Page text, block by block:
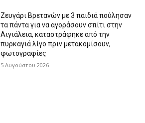
Ζευγάρι Βρετανών με 3 παιδιά πούλησαν
τα πάντα για να αγοράσουν σπίτι στην
Αιγιάλεια, καταστράφηκε από την
πυρκαγιά λίγο πριν μετακομίσουν,
φωτογραφίες
5 Αυγούστου 2026